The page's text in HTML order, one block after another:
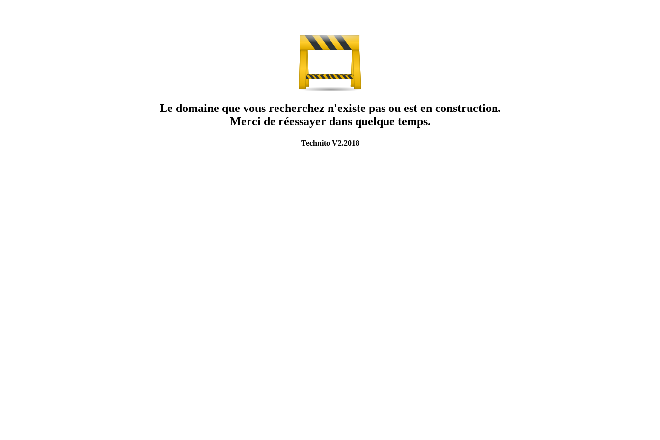
Le domaine que vous recherchez n'existe pas ou est en construction.
Merci de réessayer dans quelque temps.
Technito V2.2018